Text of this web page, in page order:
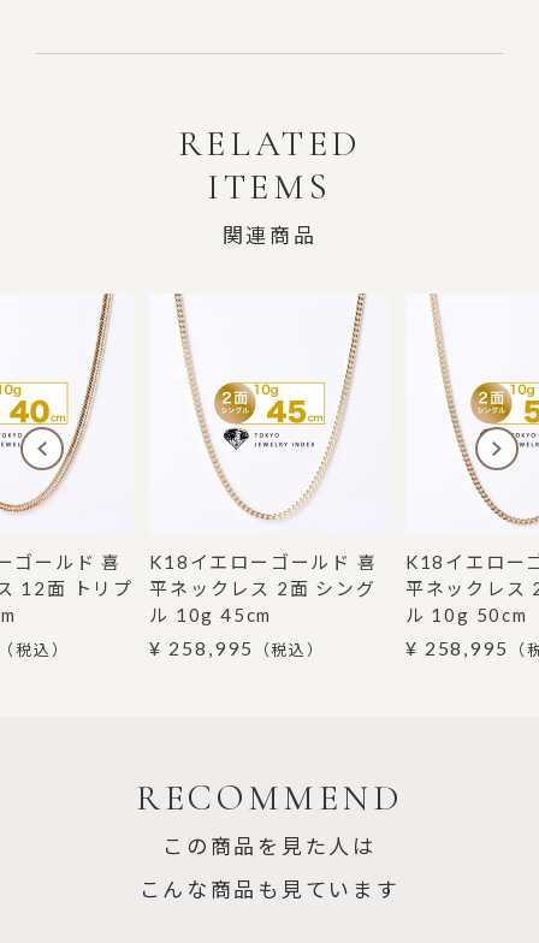
RELATED
ITEMS
関連商品
ゴールド 喜
12面 トリプ
税込）
K18イエローゴールド 喜
平ネックレス 2面 シング
ル 10g 45cm
¥ 258,995 （税込）
K18イエロー
平ネックレス
ル 10g 50cm
¥ 258,995 （
RECOMMEND
この商品を見た人は
こんな商品も見ています